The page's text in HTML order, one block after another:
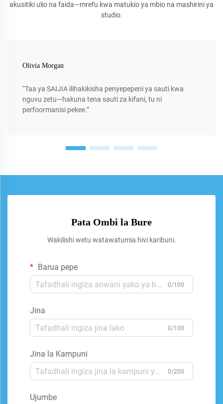
akusitiki ulio na faida—mrefu kwa matukio ya mbio na mashirini ya
studio.
Olivia Morgan
“Taa ya SAIJIA ilihakikisha penyepepeni ya sauti kwa
nguvu zetu—hakuna tena sauti za kifani, tu ni
perfoormanisi pekee.”
Pata Ombi la Bure
Wakilishi wetu watawatumia hivi karibuni.
Barua pepe
0/100
Jina
0/100
Jina la Kampuni
0/200
Ujumbe